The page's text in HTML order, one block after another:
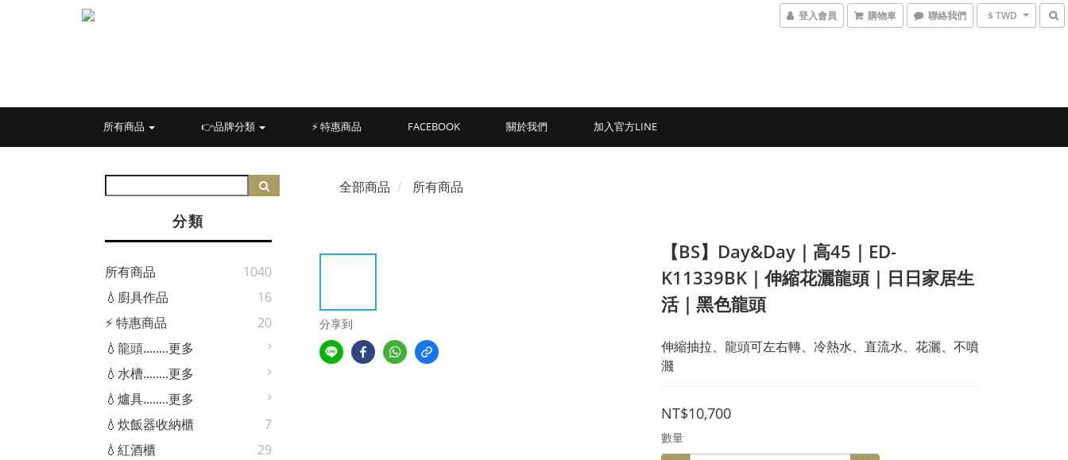
登入會員 購物車 聯絡我們 $ TWD
所有商品 👉品牌分類 ⚡ 特惠商品 FACEBOOK 關於我們 加入官方LINE
分類
所有商品
1040
💧廚具作品
16
⚡ 特惠商品
20
💧龍頭........更多
💧水槽........更多
💧爐具........更多
💧炊飯器收納櫃
7
💧紅酒櫃
29
全部商品 所有商品
分享到
【BS】Day&Day｜高45｜ED-
K11339BK｜伸縮花灑龍頭｜日日家居生
活｜黑色龍頭
伸縮抽拉、龍頭可左右轉、冷熱水、直流水、花灑、不噴
濺
NT$10,700
數量